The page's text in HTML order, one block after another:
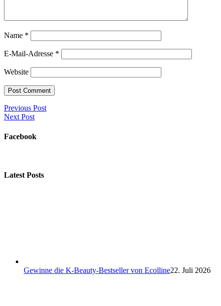
Name *
E-Mail-Adresse *
Website
Previous Post
Next Post
Facebook
Latest Posts
Gewinne die K-Beauty-Bestseller von Ecolline22. Juli 2026